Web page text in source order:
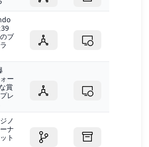
ブ
ー
賞
レ
ノ
ナ
ト